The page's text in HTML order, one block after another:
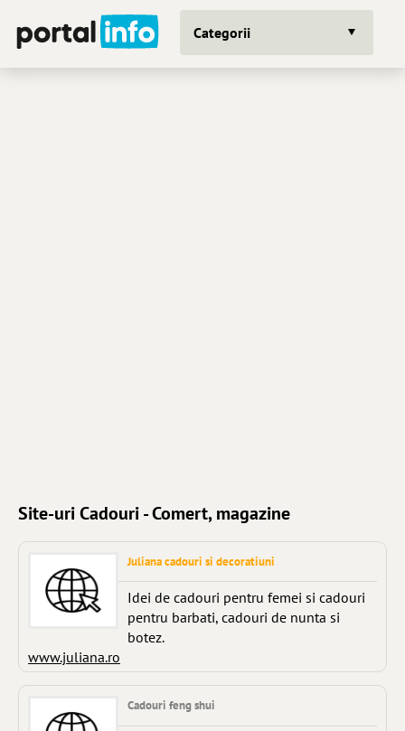
Categorii
Site-uri Cadouri - Comert, magazine
Juliana cadouri si decoratiuni
Idei de cadouri pentru femei si cadouri
pentru barbati, cadouri de nunta si
botez.
www.juliana.ro
Cadouri feng shui